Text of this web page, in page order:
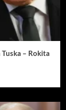
– Rokita